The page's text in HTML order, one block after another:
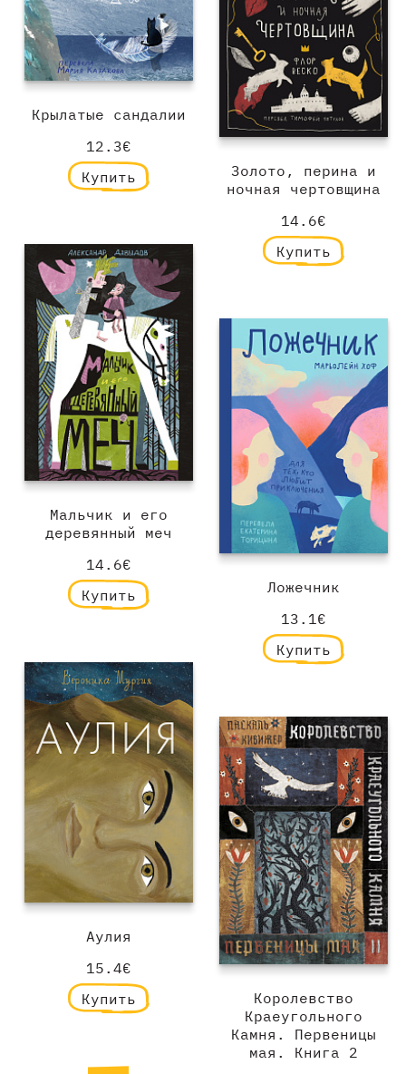
Крылатые сандалии
12.3€
Купить
Золото, перина и
ночная чертовщина
14.6€
Купить
Мальчик и его
деревянный меч
14.6€
Купить
Ложечник
13.1€
Купить
Аулия
15.4€
Купить
Королевство
Краеугольного
Камня. Первеницы
мая. Книга 2